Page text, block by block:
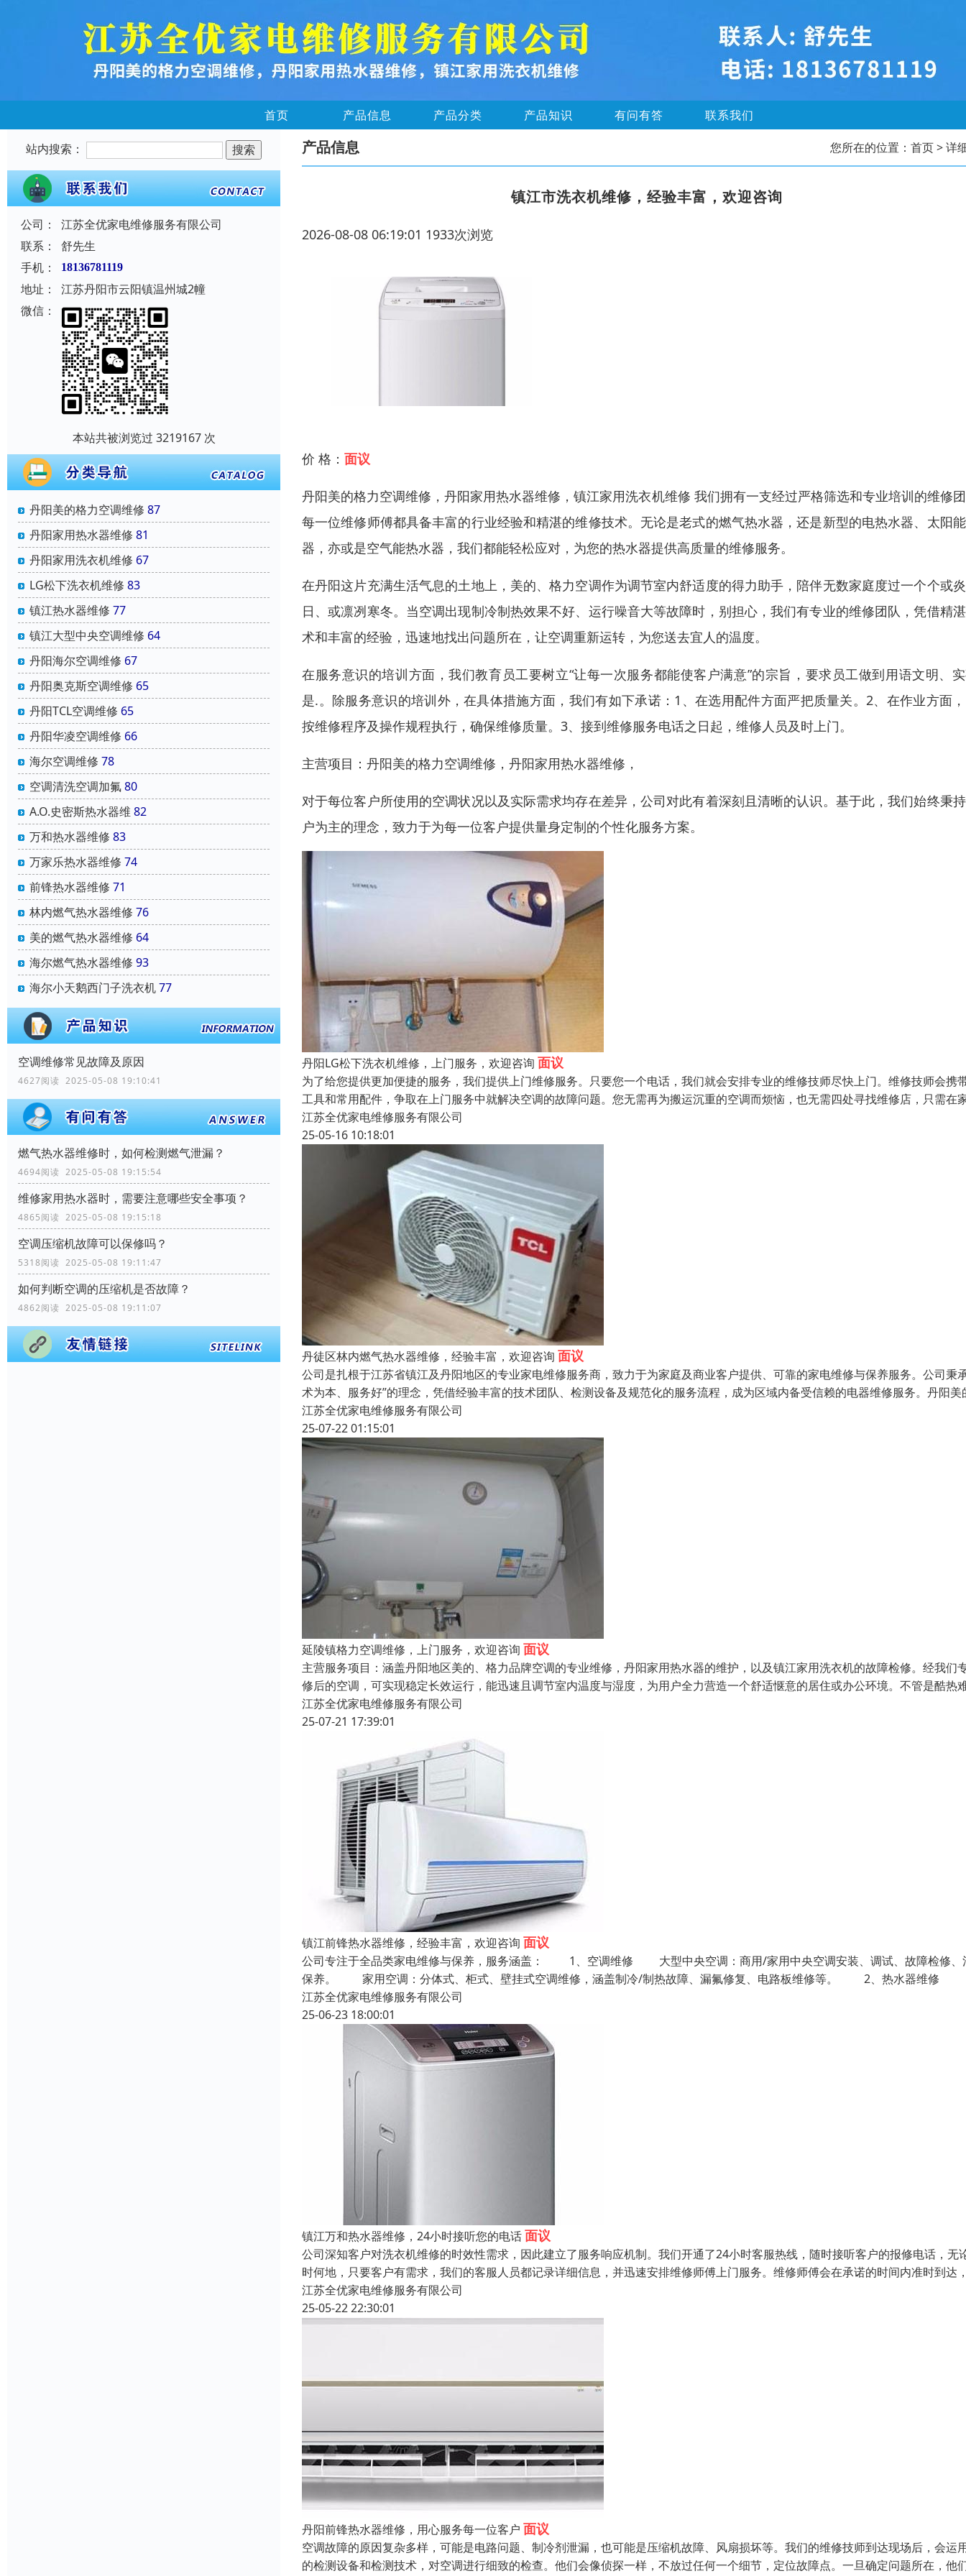
首页 产品信息 产品分类 产品知识 有问有答 联系我们
站内搜索：
公司：
江苏全优家电维修服务有限公司
联系：
舒先生
手机：
18136781119
地址：
江苏丹阳市云阳镇温州城2幢
微信：
本站共被浏览过 3219167 次
丹阳美的格力空调维修 87
丹阳家用热水器维修 81
丹阳家用洗衣机维修 67
‌LG松下洗衣机维修 83
镇江热水器维修 77
镇江大型中央空调维修 64
丹阳海尔空调维修 67
丹阳奥克斯空调维修 65
丹阳TCL空调维修 65
丹阳华凌空调维修 66
海尔空调维修 78
空调清洗空调加氟80
A.O.史密斯热水器维 82
万和热水器维修 83
万家乐热水器维修 74
前锋热水器维修 71
林内燃气热水器维修 76
美的燃气热水器维修 64
海尔燃气热水器维修 93
海尔小天鹅西门子洗衣机77
空调维修常见故障及原因
4627阅读 2025-05-08 19:10:41
燃气热水器维修时，如何检测燃气泄漏？
4694阅读 2025-05-08 19:15:54
维修家用热水器时，需要注意哪些安全事项？
4865阅读 2025-05-08 19:15:18
空调压缩机故障可以保修吗？
5318阅读 2025-05-08 19:11:47
如何判断空调的压缩机是否故障？
4862阅读 2025-05-08 19:11:07
产品信息 您所在的位置： 首页> 详
镇江市洗衣机维修，经验丰富，欢迎咨询
2026-08-08 06:19:01 1933次浏览
价 格： 面议
丹阳美的格力空调维修，丹阳家用热水器维修，镇江家用洗衣机维修 我们拥有一支经过严格筛选和专业培训的维修
每一位维修师傅都具备丰富的行业经验和精湛的维修技术。无论是老式的燃气热水器，还是新型的电热水器、太阳
器，亦或是空气能热水器，我们都能轻松应对，为您的热水器提供高质量的维修服务。
在丹阳这片充满生活气息的土地上，美的、格力空调作为调节室内舒适度的得力助手，陪伴无数家庭度过一个个或
日、或凛冽寒冬。当空调出现制冷制热效果不好、运行噪音大等故障时，别担心，我们有专业的维修团队，凭借精
术和丰富的经验，迅速地找出问题所在，让空调重新运转，为您送去宜人的温度。
在服务意识的培训方面，我们教育员工要树立“让每一次服务都能使客户满意”的宗旨，要求员工做到用语文明、
是.。除服务意识的培训外，在具体措施方面，我们有如下承诺：1、在选用配件方面严把质量关。2、在作业方面
按维修程序及操作规程执行，确保维修质量。3、接到维修服务电话之日起，维修人员及时上门。
主营项目：丹阳美的格力空调维修，丹阳家用热水器维修，
对于每位客户所使用的空调状况以及实际需求均存在差异，公司对此有着深刻且清晰的认识。基于此，我们始终秉
户为主的理念，致力于为每一位客户提供量身定制的个性化服务方案。
丹阳LG松下洗衣机维修，上门服务，欢迎咨询 面议
为了给您提供更加便捷的服务，我们提供上门维修服务。只要您一个电话，我们就会安排专业的维修技师尽快上门。维修技师会携
工具和常用配件，争取在上门服务中就解决空调的故障问题。您无需再为搬运沉重的空调而烦恼，也无需四处寻找维修店，只需在
江苏全优家电维修服务有限公司
25-05-16 10:18:01
丹徒区林内燃气热水器维修，经验丰富，欢迎咨询 面议
公司是扎根于江苏省镇江及丹阳地区的专业家电维修服务商，致力于为家庭及商业客户提供、可靠的家电维修与保养服务。公司秉
术为本、服务好”的理念，凭借经验丰富的技术团队、检测设备及规范化的服务流程，成为区域内备受信赖的电器维修服务。丹阳美
江苏全优家电维修服务有限公司
25-07-22 01:15:01
延陵镇格力空调维修，上门服务，欢迎咨询 面议
主营服务项目：涵盖丹阳地区美的、格力品牌空调的专业维修，丹阳家用热水器的维护，以及镇江家用洗衣机的故障检修。经我们
修后的空调，可实现稳定长效运行，能迅速且调节室内温度与湿度，为用户全力营造一个舒适惬意的居住或办公环境。不管是酷热
江苏全优家电维修服务有限公司
25-07-21 17:39:01
镇江前锋热水器维修，经验丰富，欢迎咨询 面议
公司专注于全品类家电维修与保养，服务涵盖： 1、空调维修 大型中央空调：商用/家用中央空调安装、调试、故障检修、
保养。 家用空调：分体式、柜式、壁挂式空调维修，涵盖制冷/制热故障、漏氟修复、电路板维修等。 2、热水器维修
江苏全优家电维修服务有限公司
25-06-23 18:00:01
镇江万和热水器维修，24小时接听您的电话面议
公司深知客户对洗衣机维修的时效性需求，因此建立了服务响应机制。我们开通了24小时客服热线，随时接听客户的报修电话，无
时何地，只要客户有需求，我们的客服人员都记录详细信息，并迅速安排维修师傅上门服务。维修师傅会在承诺的时间内准时到达
江苏全优家电维修服务有限公司
25-05-22 22:30:01
丹阳前锋热水器维修，用心服务每一位客户 面议
空调故障的原因复杂多样，可能是电路问题、制冷剂泄漏，也可能是压缩机故障、风扇损坏等。我们的维修技师到达现场后，会运
的检测设备和检测技术，对空调进行细致的检查。他们会像侦探一样，不放过任何一个细节，定位故障点。一旦确定问题所在，他